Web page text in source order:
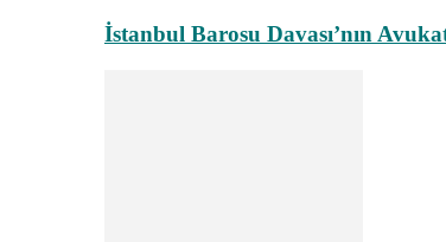
İstanbul Barosu Davası’nın